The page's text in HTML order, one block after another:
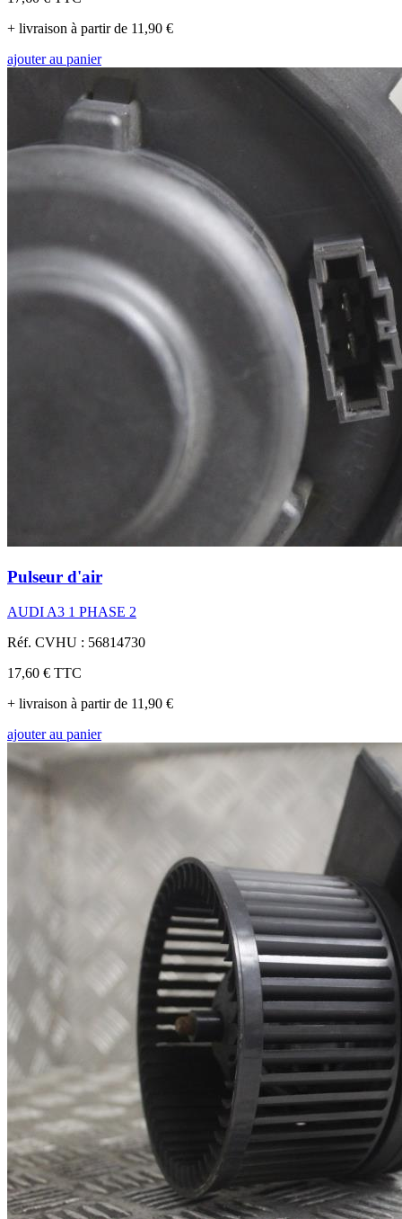
+ livraison à partir de 11,90 €
ajouter au panier
Pulseur d'air
AUDI A3 1 PHASE 2
Réf. CVHU : 56814730
17,60 € TTC
+ livraison à partir de 11,90 €
ajouter au panier